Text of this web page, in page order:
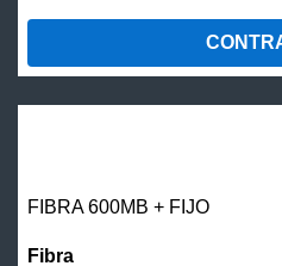
FIBRA 600MB + FIJO